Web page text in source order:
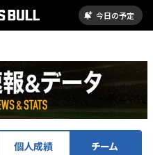
今日の予定
個人成績 チーム